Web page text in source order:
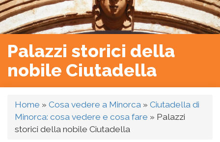
Palazzi storici della
nobile Ciutadella
Home » Cosa vedere a Minorca » Ciutadella di
Minorca: cosa vedere e cosa fare » Palazzi
storici della nobile Ciutadella